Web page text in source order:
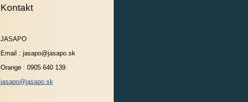
Kontakt
JASAPO
Email : jasapo@jasapo.sk
Orange : 0905 640 139
jasapo@jasapo.sk